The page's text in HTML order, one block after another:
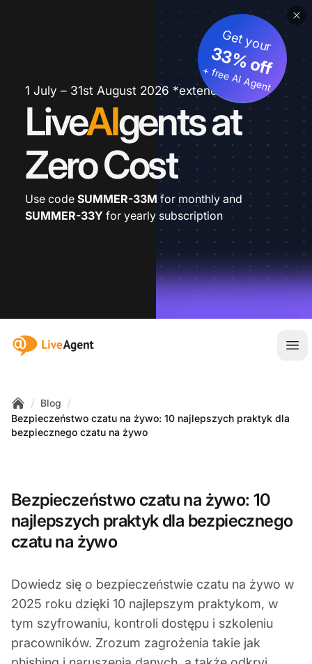
1 July – 31st August 2026 *extended
LiveAIgents at
Zero Cost
Get your
33% off
+ free AI Agent
Use code SUMMER-33M for monthly and
SUMMER-33Y for yearly subscription
:site.title
Home
/ Blog /
Bezpieczeństwo czatu na żywo: 10 najlepszych praktyk dla
bezpiecznego czatu na żywo
Bezpieczeństwo czatu na żywo: 10
najlepszych praktyk dla bezpiecznego
czatu na żywo
Dowiedz się o bezpieczeństwie czatu na żywo w
2025 roku dzięki 10 najlepszym praktykom, w
tym szyfrowaniu, kontroli dostępu i szkoleniu
pracowników. Zrozum zagrożenia takie jak